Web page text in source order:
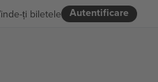
Autentificare
ți biletele